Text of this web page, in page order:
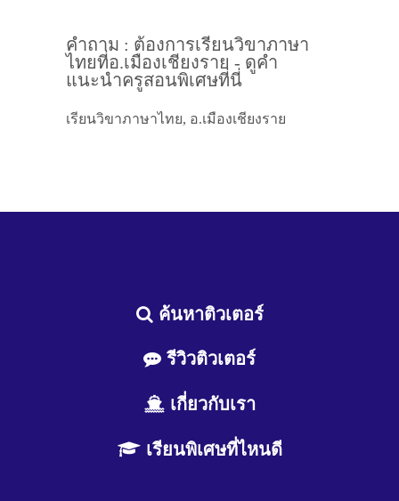
คำถาม : ต้องการเรียนวิขาภาษา
ไทยที่อ.เมืองเชียงราย - ดูคำ
แนะนำครูสอนพิเศษที่นี่
เรียนวิขาภาษาไทย, อ.เมืองเชียงราย
ค้นหาติวเตอร์
รีวิวติวเตอร์
เกี่ยวกับเรา
เรียนพิเศษที่ไหนดี